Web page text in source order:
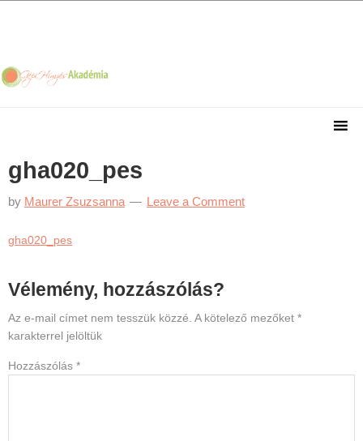
navigation
content
sidebar
gha020_pes
by Maurer Zsuzsanna Leave a Comment
gha020_pes
Reader
Interactions
Vélemény, hozzászólás?
Az e-mail címet nem tesszük közzé. A kötelező mezőket *
karakterrel jelöltük
Hozzászólás *